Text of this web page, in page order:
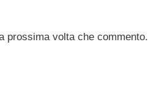
prossima volta che commento.